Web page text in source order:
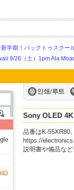
学期！バックトゥスクー
9/26（土）1pm Ala
Sony OLED
品番はK-55XR80
https://
説明書や備品など